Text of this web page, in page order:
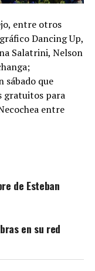
entre otros
Dancing Up,
Salatrini, Nelson
sábado que
gratuitos para
entre
de Esteban
en su red